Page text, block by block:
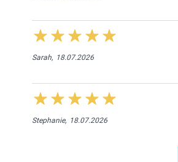
Sarah, 18.07.2026
Stephanie, 18.07.2026